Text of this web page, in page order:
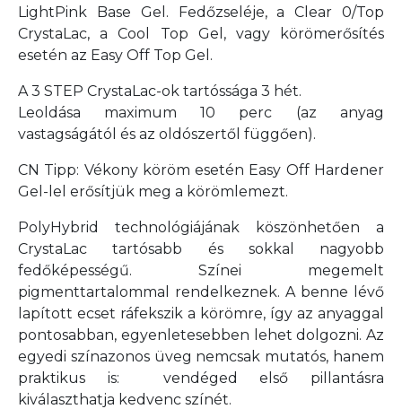
LightPink Base Gel. Fedőzseléje, a Clear 0/Top
CrystaLac, a Cool Top Gel, vagy körömerősítés
esetén az Easy Off Top Gel.
A 3 STEP CrystaLac-ok tartóssága 3 hét.
Leoldása maximum 10 perc
(az anyag
vastagságától és az oldószertől függően).
CN Tipp: Vékony köröm esetén Easy Off Hardener
Gel-lel erősítjük meg a körömlemezt.
PolyHybrid technológiájának köszönhetően a
CrystaLac tartósabb és sokkal nagyobb
fedőképességű. Színei megemelt
pigmenttartalommal rendelkeznek. A benne lévő
lapított ecset ráfekszik a körömre, így az anyaggal
pontosabban, egyenletesebben lehet dolgozni. Az
egyedi színazonos üveg nemcsak mutatós, hanem
praktikus is: vendéged első pillantásra
kiválaszthatja kedvenc színét.